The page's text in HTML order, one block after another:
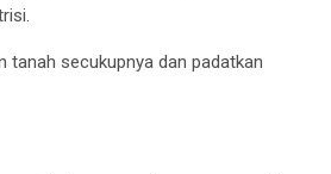
tanah secukupnya dan padatkan